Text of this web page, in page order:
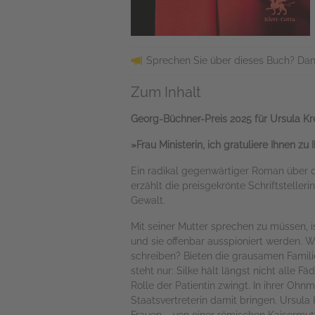
Sprechen Sie über dieses Buch?
Zum Inhalt
Georg-Büchner-Preis 2025 für Ursula
»Frau Ministerin, ich gratuliere Ihnen zu
Ein radikal gegenwärtiger Roman über
erzählt die preisgekrönte
Gewalt.
Mit seiner Mutter sprechen zu müssen,
und sie offenbar ausspioniert werden.
schreiben? Bieten die grausamen
steht nur: Silke hält längst nicht alle
Rolle der Patientin zwingt. In ihrer
Staatsvertreterin damit bringen.